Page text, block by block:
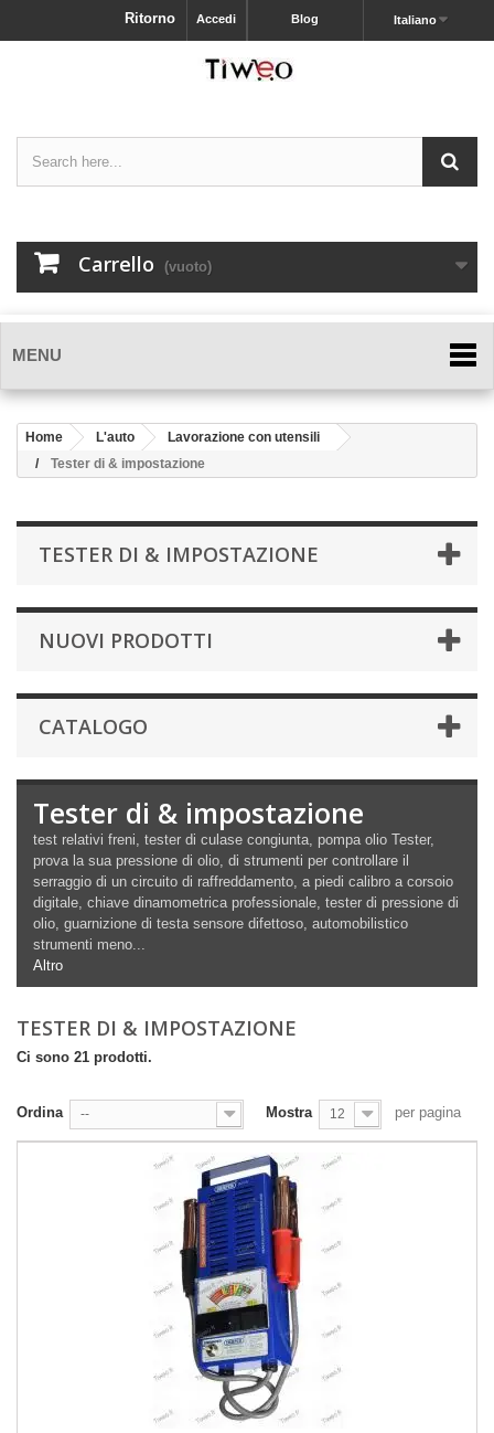
Italiano
Blog
Accedi
Ritorno
Carrello (vuoto)
MENU
Home L'auto
Lavorazione con utensili
Tester di & impostazione
TESTER DI & IMPOSTAZIONE
NUOVI PRODOTTI
CATALOGO
Tester di & impostazione
test relativi freni, tester di culase congiunta, pompa olio Tester,
prova la sua pressione di olio, di strumenti per controllare il
serraggio di un circuito di raffreddamento, a piedi calibro a corsoio
digitale, chiave dinamometrica professionale, tester di pressione di
olio, guarnizione di testa sensore difettoso, automobilistico
strumenti meno...
Altro
TESTER DI & IMPOSTAZIONE
Ci sono 21 prodotti.
Ordina -- Mostra 12 per pagina